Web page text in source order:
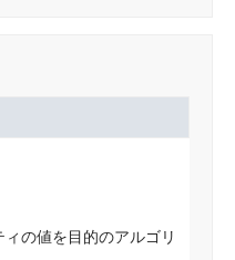
の値を目的のアルゴリ